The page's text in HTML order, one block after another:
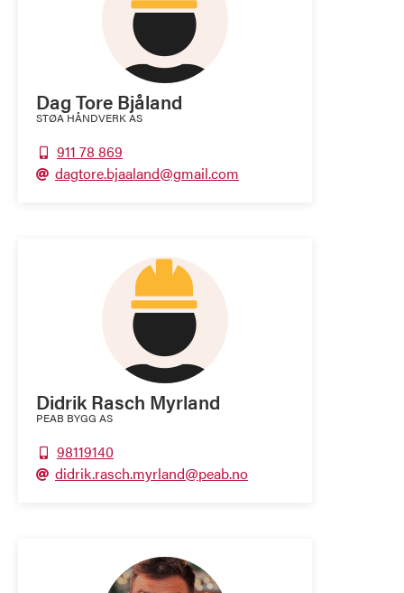
Dag Tore Bjåland
STØA HÅNDVERK AS
 911 78 869
 dagtore.bjaaland@gmail.com
Didrik Rasch Myrland
PEAB BYGG AS
 98119140
 didrik.rasch.myrland@peab.no